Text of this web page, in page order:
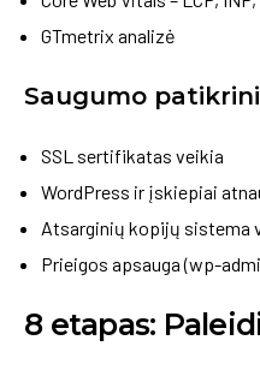
GTmetrix analizė
Saugumo
SSL sertifikatas veikia
WordPress ir įskiepiai
Atsarginių kopijų sistema
Prieigos apsauga (wp-
8 etapas: